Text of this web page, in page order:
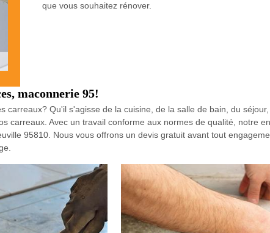
que vous souhaitez rénover.
maconnerie 95!
carreaux? Qu'il s'agisse de la cuisine, de la salle de bain, du
carreaux. Avec un travail conforme aux normes de qualité, notre
95810. Nous vous offrons un devis gratuit avant tout